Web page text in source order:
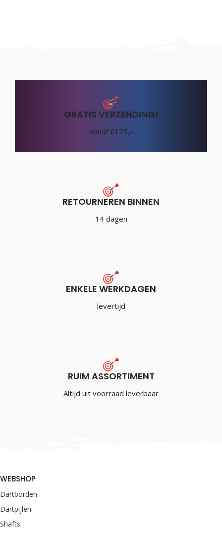
GRATIS VERZENDING!
Vanaf €175,-
RETOURNEREN BINNEN
14 dagen
ENKELE WERKDAGEN
levertijd
RUIM ASSORTIMENT
Altijd uit voorraad leverbaar
WEBSHOP
Dartborden
Dartpijlen
Shafts